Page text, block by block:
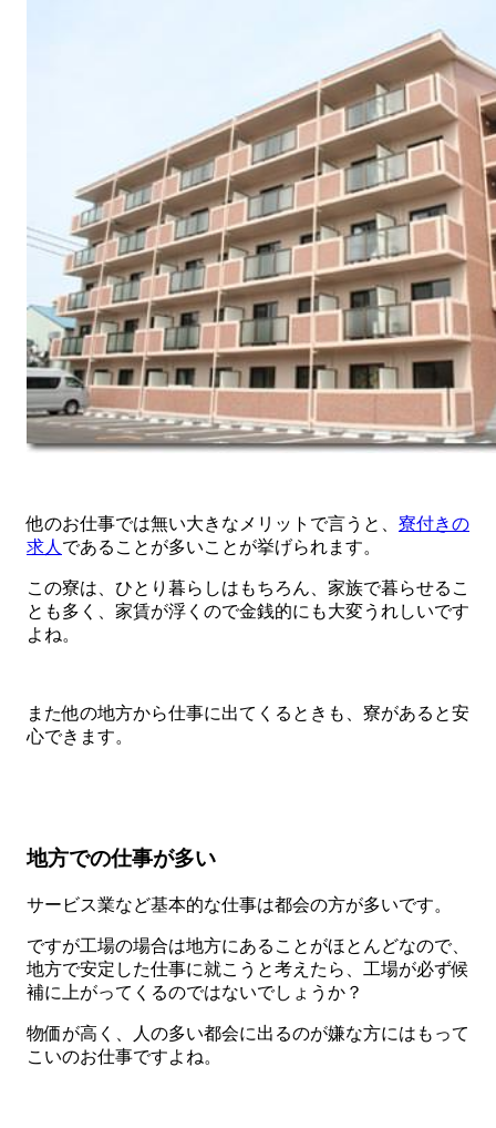
他のお仕事では無い大きなメリットで言うと、 寮付きの
求人 であることが多いことが挙げられます。
この寮は、ひとり暮らしはもちろん、家族で暮らせるこ
とも多く、家賃が浮くので金銭的にも大変うれしいです
よね。
また他の地方から仕事に出てくるときも、寮があると安
心できます。
地方での仕事が多い
サービス業など基本的な仕事は都会の方が多いです。
ですが工場の場合は地方にあることがほとんどなので、
地方で安定した仕事に就こうと考えたら、工場が必ず候
補に上がってくるのではないでしょうか？
物価が高く、人の多い都会に出るのが嫌な方にはもって
こいのお仕事ですよね。